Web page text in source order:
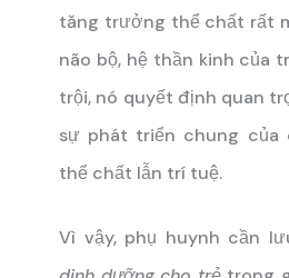
tăng trưởng thể chất rất
não bộ, hệ thần kinh của
trội, nó quyết định quan
sự phát triển chung của
thể chất lẫn trí tuệ.
Vì vậy, phụ huynh cần